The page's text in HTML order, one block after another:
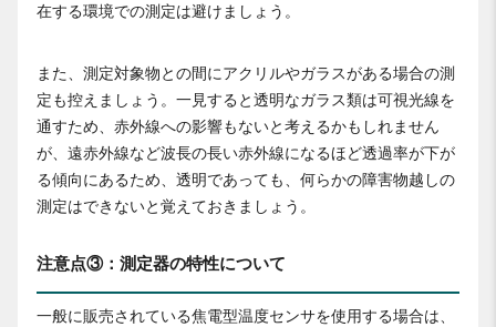
在する環境での測定は避けましょう。
また、測定対象物との間にアクリルやガラスがある場合の測
定も控えましょう。一見すると透明なガラス類は可視光線を
通すため、赤外線への影響もないと考えるかもしれません
が、遠赤外線など波長の長い赤外線になるほど透過率が下が
る傾向にあるため、透明であっても、何らかの障害物越しの
測定はできないと覚えておきましょう。
注意点③：測定器の特性について
一般に販売されている焦電型温度センサを使用する場合は、